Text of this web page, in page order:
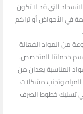
التي قد لا تكون
في الأحواض أو تراكم
من المواد الفعالة
خدماتنا المتخصص.
المناسبة يعدان من
وتجنب مشكلات
في تسليك خطوط الصرف